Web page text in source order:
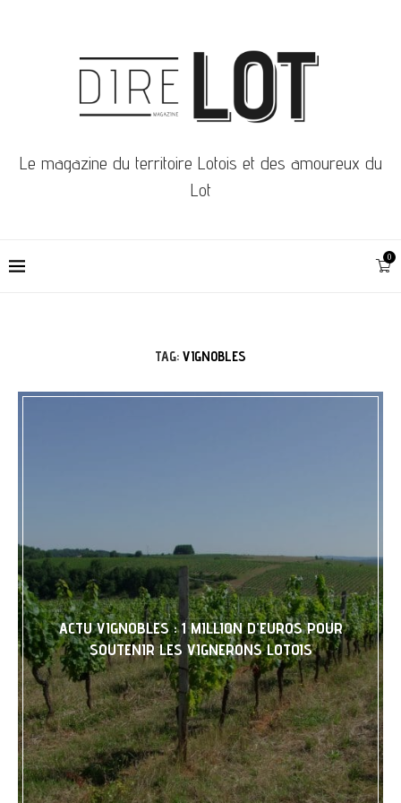
Le magazine du territoire Lotois et des amoureux du
Lot
0
TAG: VIGNOBLES
ACTU VIGNOBLES : 1 MILLION D’EUROS POUR
SOUTENIR LES VIGNERONS LOTOIS